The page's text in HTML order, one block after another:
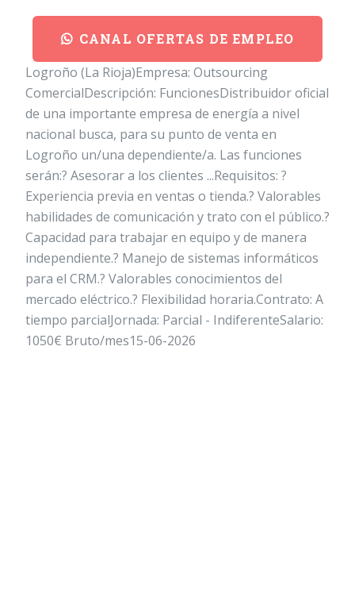
CANAL OFERTAS DE EMPLEO
Logroño (La Rioja)Empresa: Outsourcing
ComercialDescripción: FuncionesDistribuidor oficial
de una importante empresa de energía a nivel
nacional busca, para su punto de venta en
Logroño un/una dependiente/a. Las funciones
serán:? Asesorar a los clientes ...Requisitos: ?
Experiencia previa en ventas o tienda.? Valorables
habilidades de comunicación y trato con el público.?
Capacidad para trabajar en equipo y de manera
independiente.? Manejo de sistemas informáticos
para el CRM.? Valorables conocimientos del
mercado eléctrico.? Flexibilidad horaria.Contrato: A
tiempo parcialJornada: Parcial - IndiferenteSalario:
1050€ Bruto/mes15-06-2026